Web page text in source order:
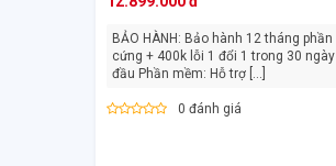
BẢO HÀNH: Bảo hành 12 tháng phần
cứng + 400k lỗi 1 đổi 1 trong 30 ngày
đầu Phần mềm: Hỗ trợ [...]
0 đánh giá